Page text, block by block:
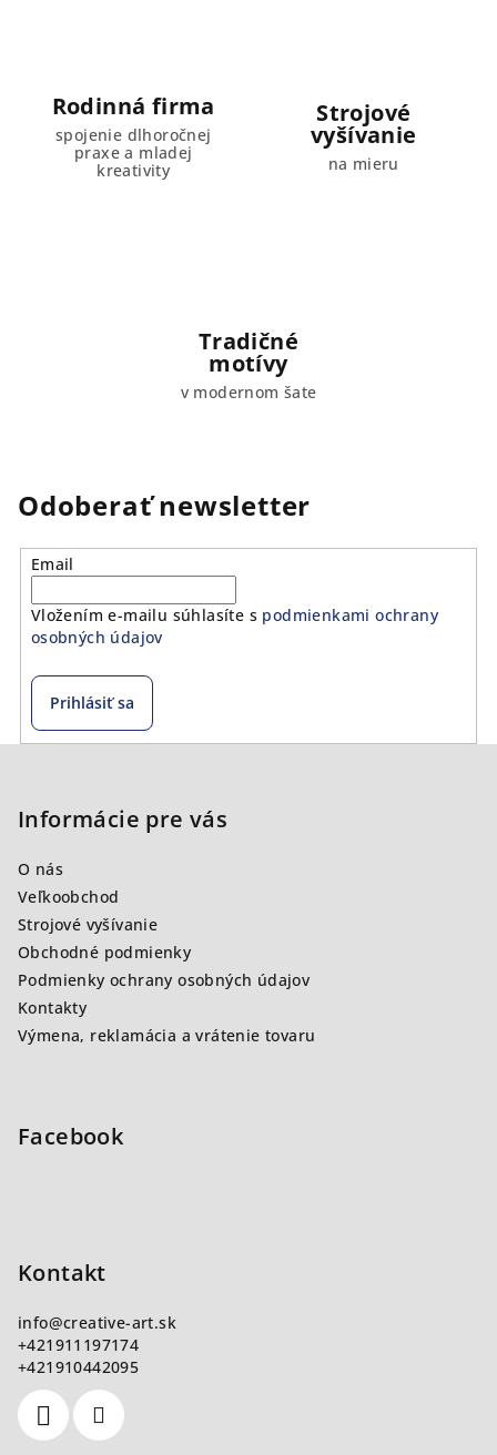
Rodinná firma
spojenie dlhoročnej
praxe a mladej
kreativity
Strojové
vyšívanie
na mieru
Tradičné
motívy
v modernom šate
Odoberať newsletter
Email
Vložením e-mailu súhlasíte s podmienkami ochrany
osobných údajov
Prihlásiť sa
Informácie pre vás
O nás
Veľkoobchod
Strojové vyšívanie
Obchodné podmienky
Podmienky ochrany osobných údajov
Kontakty
Výmena, reklamácia a vrátenie tovaru
Facebook
Kontakt
info@creative-art.sk
+421911197174
+421910442095